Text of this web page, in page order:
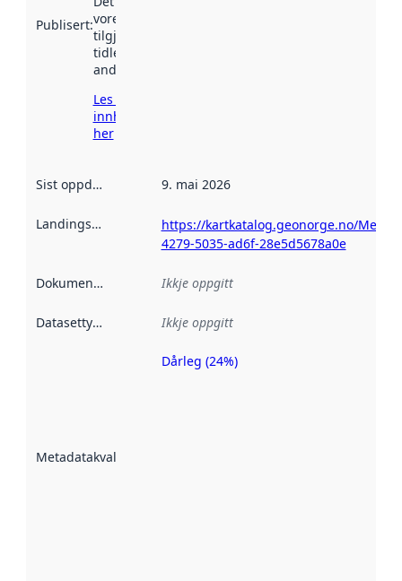
Publisert:vore
tilgjengeleg
tidlegare
andre stader.
Les meir om
innhenting
her
Sist oppdatert 9. mai 2026
Landingsside
https://kartkatalog.geonorge.no/
4279-5035-ad6f-28e5d5678a0e
Dokumentasjon Ikkje oppgitt
Datasettype Ikkje oppgitt
Metadatakvalitet
Metadatakvalitet
Dårleg (24%)